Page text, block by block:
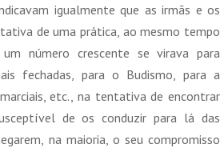
igualmente que as irmãs e os
de uma prática, ao mesmo tempo
número crescente se virava para
fechadas, para o Budismo, para a
etc., na tentativa de encontrar
de os conduzir para lá das
na maioria, o seu compromisso